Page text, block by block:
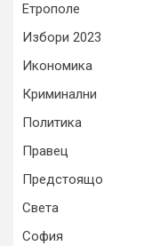
Етрополе
Избори 2023
Икономика
Криминални
Политика
Правец
Предстоящо
Света
София